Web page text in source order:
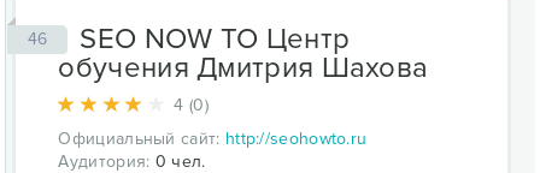
46
SEO NOW TO Центр
обучения Дмитрия Шахова
4 (0)
Официальный сайт: http://seohowto.ru
Аудитория: 0 чел.